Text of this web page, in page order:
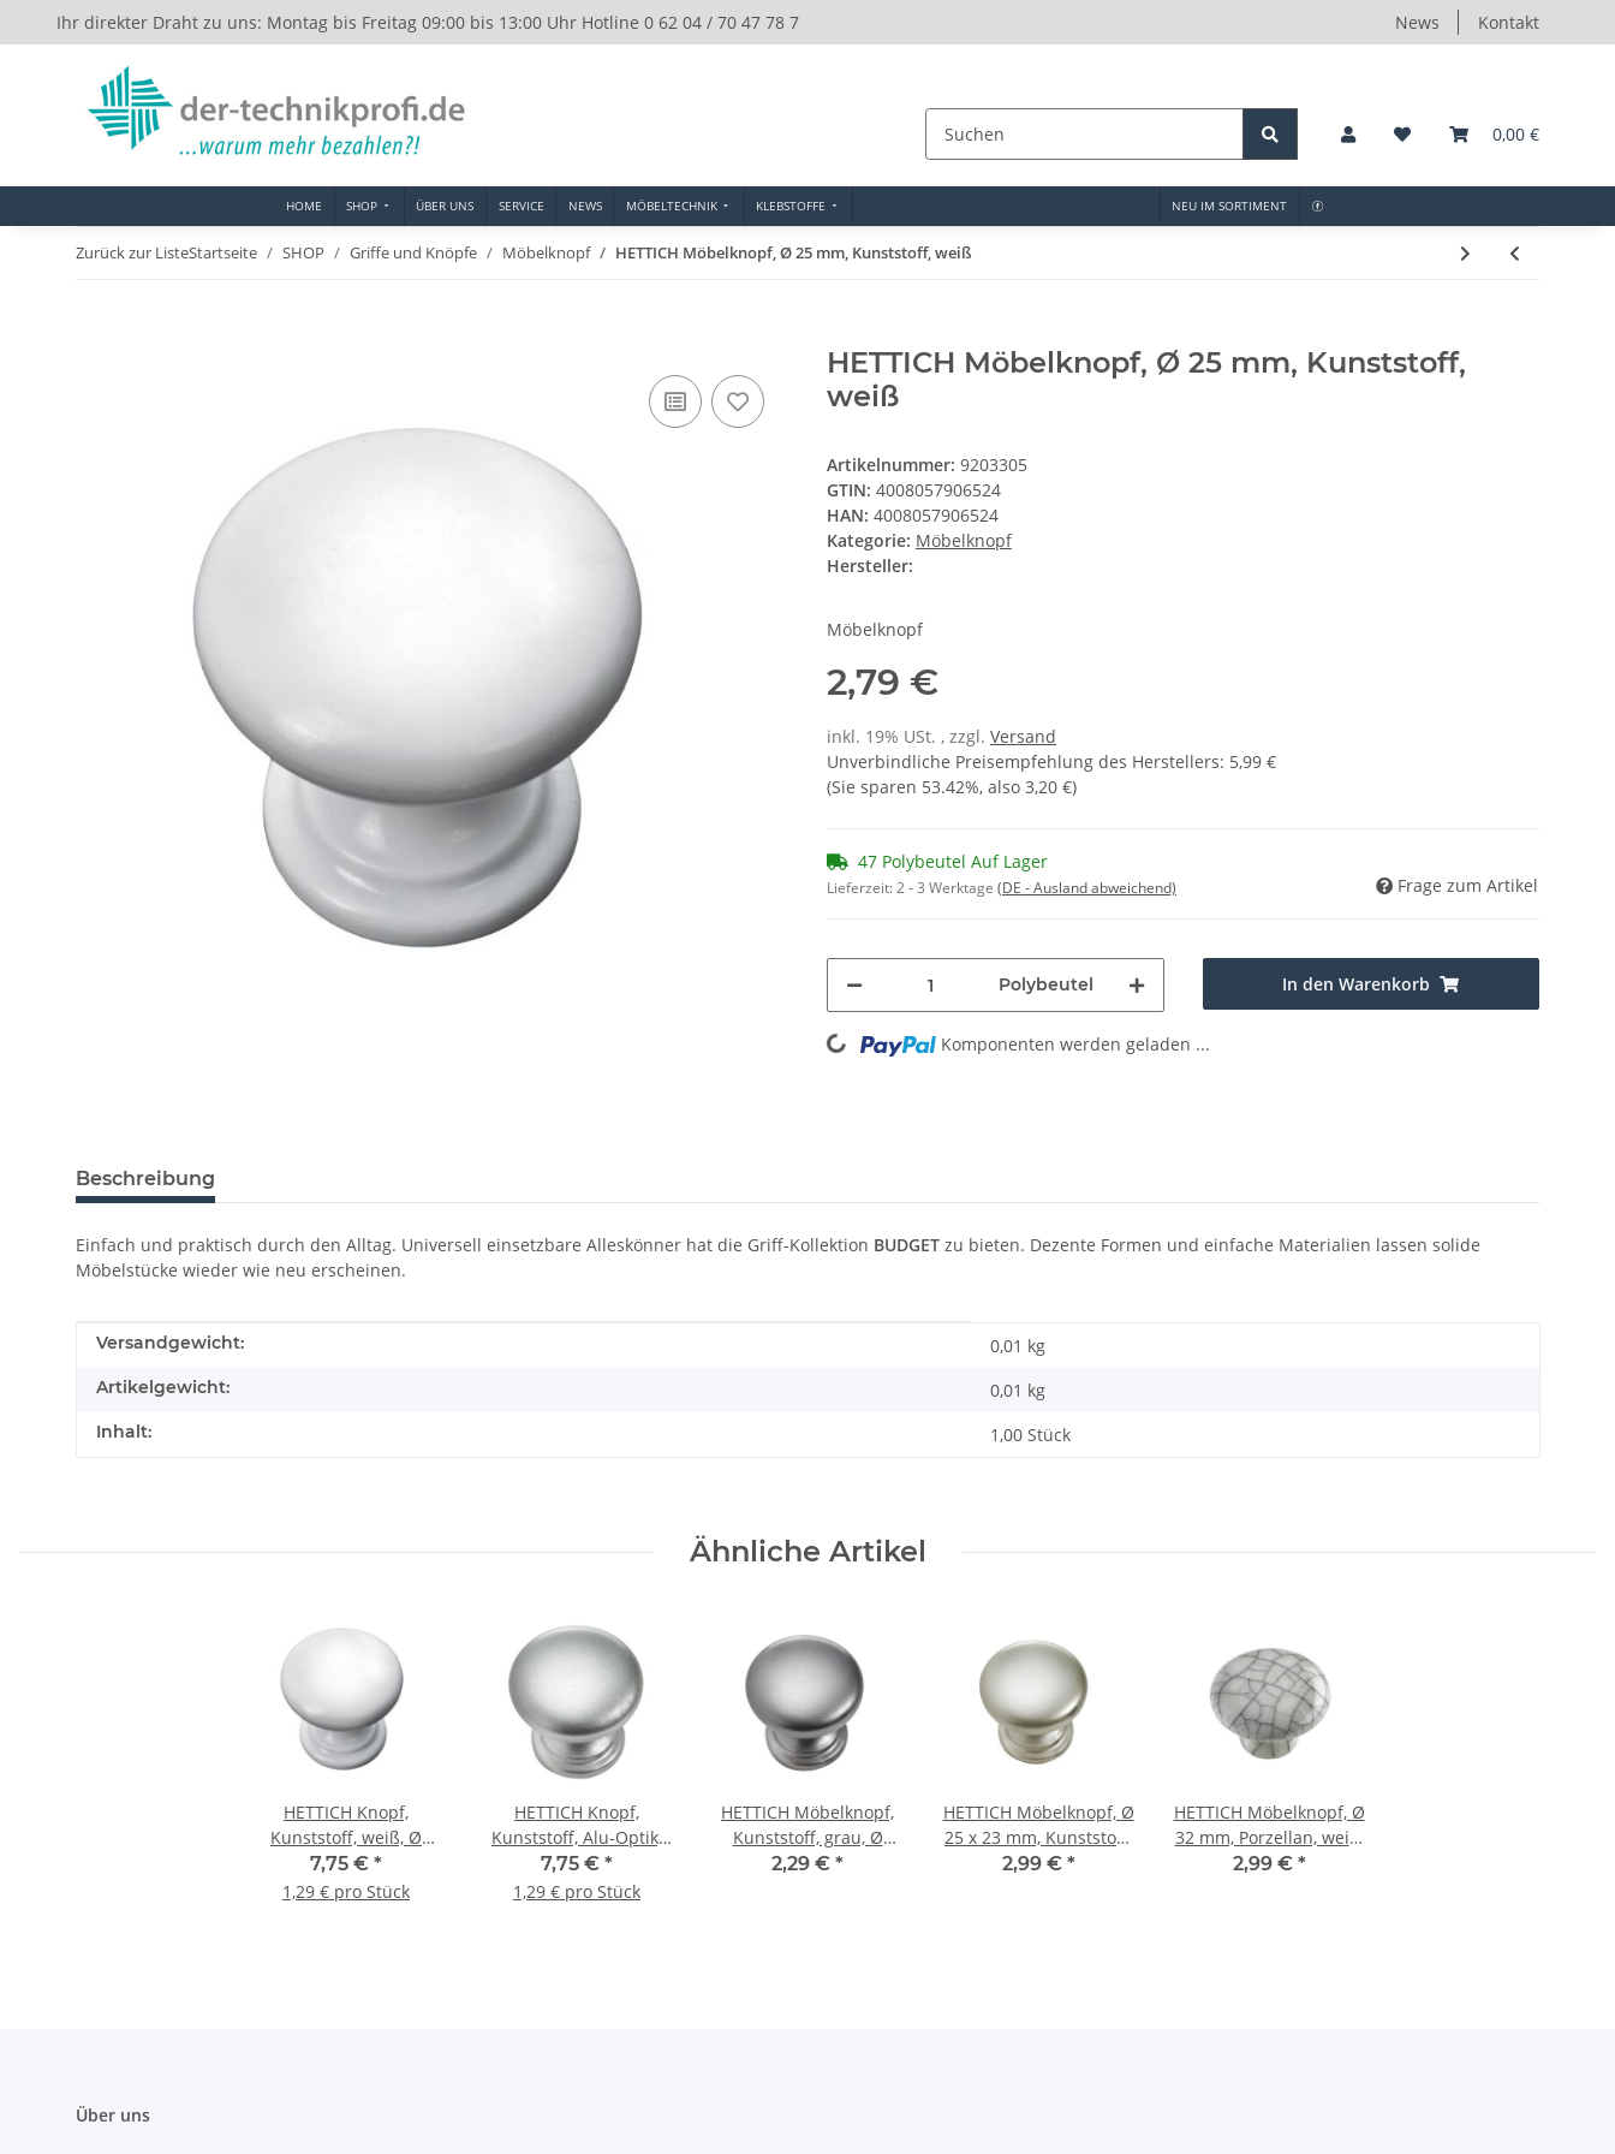
Ihr direkter Draht zu uns: Montag bis Freitag 09:00 bis 13:00 Uhr Hotline 0 62 04 / 70 47 78 7 News Kontakt
0,00 €
HOME SHOP ÜBER UNS SERVICE NEWS MÖBELTECHNIK KLEBSTOFFE NEU IM SORTIMENT
Zurück zur ListeStartseite SHOP Griffe und Knöpfe Möbelknopf HETTICH Möbelknopf, Ø 25 mm, Kunststoff, weiß
HETTICH Möbelknopf, Ø 25 mm, Kunststoff,
weiß
Artikelnummer: 9203305
GTIN: 4008057906524
HAN: 4008057906524
Kategorie: Möbelknopf
Hersteller:
Möbelknopf
2,79 €
inkl. 19% USt. , zzgl. Versand
Unverbindliche Preisempfehlung des Herstellers: 5,99 €
(Sie sparen 53.42%, also 3,20 €)
47 Polybeutel Auf Lager
Lieferzeit:2 - 3 Werktage (DE - Ausland abweichend) Frage zum Artikel
Polybeutel In den Warenkorb
Loading... Komponenten werden geladen ...
Beschreibung
Einfach und praktisch durch den Alltag. Universell einsetzbare Alleskönner hat die Griff-Kollektion BUDGET zu bieten. Dezente Formen und einfache Materialien lassen solide
Möbelstücke wieder wie neu erscheinen.
Produkteigenschaft
Wert
Versandgewicht: 0,01 kg
Artikelgewicht: 0,01 kg
Inhalt: 1,00 Stück
Ähnliche Artikel
HETTICH Knopf,
Kunststoff, weiß, Ø
25mm, 6er Set
7,75 € *
1,29 € pro Stück
HETTICH Knopf,
Kunststoff, Alu-Optik,
Ø25mm, 6er Set
7,75 € *
1,29 € pro Stück
HETTICH Möbelknopf,
Kunststoff, grau, Ø
25mm
2,29 € *
HETTICH Möbelknopf, Ø
25 x 23 mm, Kunststoff,
silberfarben
2,99 € *
HETTICH Möbelknopf, Ø
32 mm, Porzellan, weiß,
Vintage
2,99 € *
Über uns